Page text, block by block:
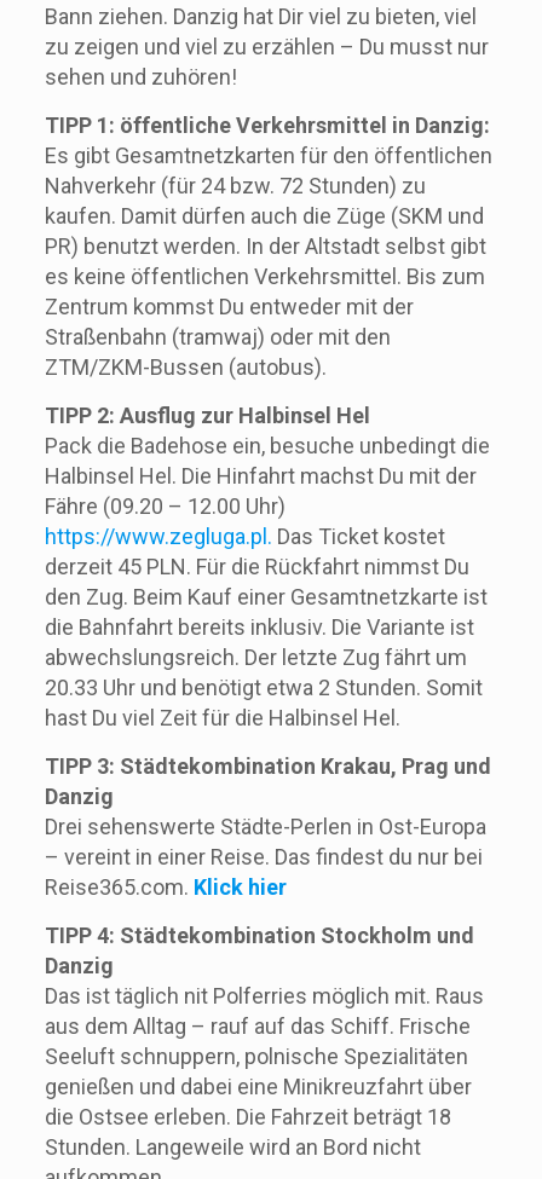
Bann ziehen. Danzig hat Dir viel zu bieten, viel
zu zeigen und viel zu erzählen – Du musst nur
sehen und zuhören!
TIPP 1: öffentliche Verkehrsmittel in Danzig:
Es gibt Gesamtnetzkarten für den öffentlichen
Nahverkehr (für 24 bzw. 72 Stunden) zu
kaufen. Damit dürfen auch die Züge (SKM und
PR) benutzt werden. In der Altstadt selbst gibt
es keine öffentlichen Verkehrsmittel. Bis zum
Zentrum kommst Du entweder mit der
Straßenbahn (tramwaj) oder mit den
ZTM/ZKM-Bussen (autobus).
TIPP 2: Ausflug zur Halbinsel Hel
Pack die Badehose ein, besuche unbedingt die
Halbinsel Hel. Die Hinfahrt machst Du mit der
Fähre (09.20 – 12.00 Uhr)
https://www.zegluga.pl. Das Ticket kostet
derzeit 45 PLN. Für die Rückfahrt nimmst Du
den Zug. Beim Kauf einer Gesamtnetzkarte ist
die Bahnfahrt bereits inklusiv. Die Variante ist
abwechslungsreich. Der letzte Zug fährt um
20.33 Uhr und benötigt etwa 2 Stunden. Somit
hast Du viel Zeit für die Halbinsel Hel.
TIPP 3: Städtekombination Krakau, Prag und
Danzig
Drei sehenswerte Städte-Perlen in Ost-Europa
– vereint in einer Reise. Das findest du nur bei
Reise365.com. Klick hier
TIPP 4: Städtekombination Stockholm und
Danzig
Das ist täglich nit Polferries möglich mit. Raus
aus dem Alltag – rauf auf das Schiff. Frische
Seeluft schnuppern, polnische Spezialitäten
genießen und dabei eine Minikreuzfahrt über
die Ostsee erleben. Die Fahrzeit beträgt 18
Stunden. Langeweile wird an Bord nicht